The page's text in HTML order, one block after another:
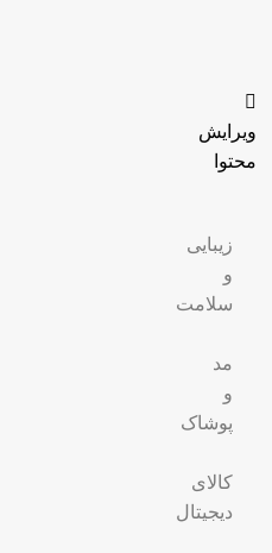
ویرایش
محتوا
زیبایی
و
سلامت
مد
و
پوشاک
کالای
دیجیتال